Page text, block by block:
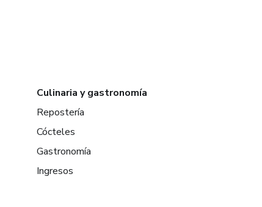
Culinaria y gastronomía
Repostería
Cócteles
Gastronomía
Ingresos